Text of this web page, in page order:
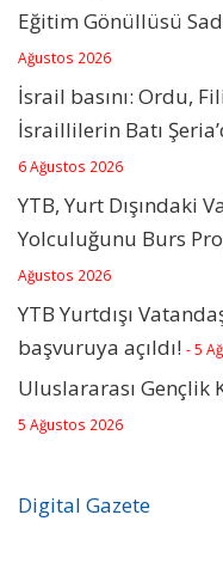
Eğitim Gönüllüsü
Ağustos 2026
İsrail basını: Ordu,
İsraillilerin Batı
6 Ağustos 2026
YTB, Yurt Dışındaki
Yolculuğunu Burs
Ağustos 2026
YTB Yurtdışı
başvuruya açıldı! - 5
Uluslararası Gençlik
5 Ağustos 2026
Digital Gazete